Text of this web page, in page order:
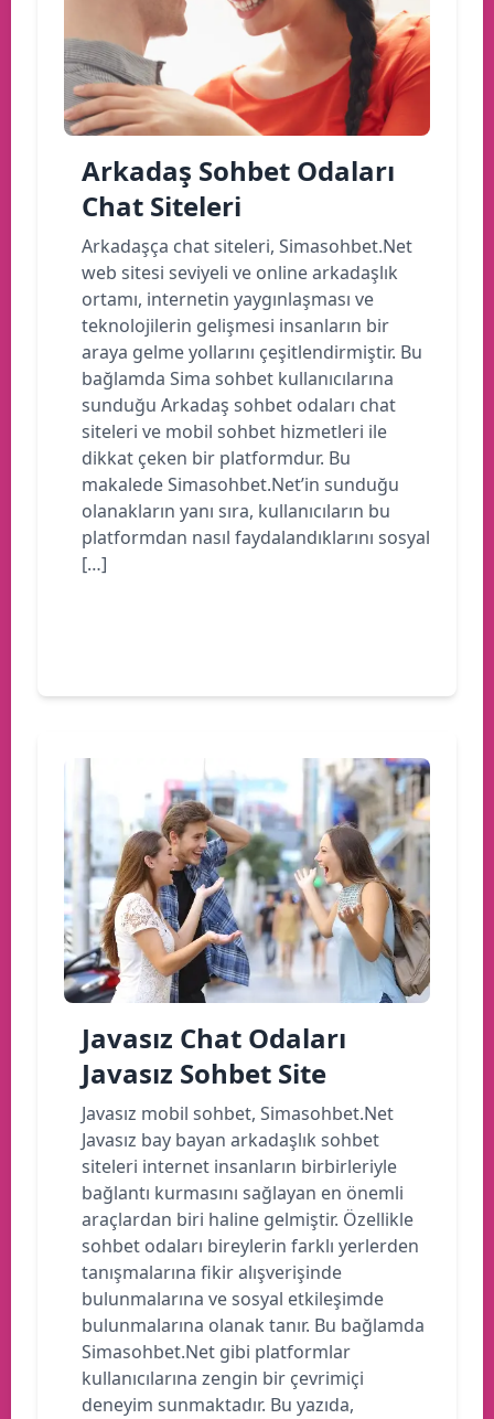
Arkadaş Sohbet Odaları
Chat Siteleri
Arkadaşça chat siteleri, Simasohbet.Net
web sitesi seviyeli ve online arkadaşlık
ortamı, internetin yaygınlaşması ve
teknolojilerin gelişmesi insanların bir
araya gelme yollarını çeşitlendirmiştir. Bu
bağlamda Sima sohbet kullanıcılarına
sunduğu Arkadaş sohbet odaları chat
siteleri ve mobil sohbet hizmetleri ile
dikkat çeken bir platformdur. Bu
makalede Simasohbet.Net’in sunduğu
olanakların yanı sıra, kullanıcıların bu
platformdan nasıl faydalandıklarını sosyal
[…]
Javasız Chat Odaları
Javasız Sohbet Site
Javasız mobil sohbet, Simasohbet.Net
Javasız bay bayan arkadaşlık sohbet
siteleri internet insanların birbirleriyle
bağlantı kurmasını sağlayan en önemli
araçlardan biri haline gelmiştir. Özellikle
sohbet odaları bireylerin farklı yerlerden
tanışmalarına fikir alışverişinde
bulunmalarına ve sosyal etkileşimde
bulunmalarına olanak tanır. Bu bağlamda
Simasohbet.Net gibi platformlar
kullanıcılarına zengin bir çevrimiçi
deneyim sunmaktadır. Bu yazıda,